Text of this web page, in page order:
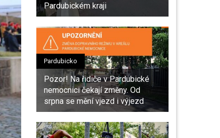
Pardubickém kraji
Pardubicko
Pozor! Na řidiče v Pardubické
nemocnici čekají změny. Od
srpna se mění vjezd i výjezd